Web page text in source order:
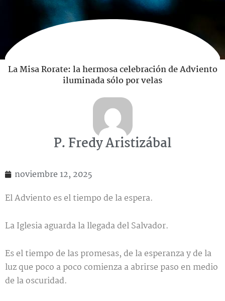
La Misa Rorate: la hermosa celebración de Adviento
iluminada sólo por velas
P. Fredy Aristizábal
noviembre 12, 2025
El Adviento es el tiempo de la espera.
La Iglesia aguarda la llegada del Salvador.
Es el tiempo de las promesas, de la esperanza y de la
luz que poco a poco comienza a abrirse paso en medio
de la oscuridad.